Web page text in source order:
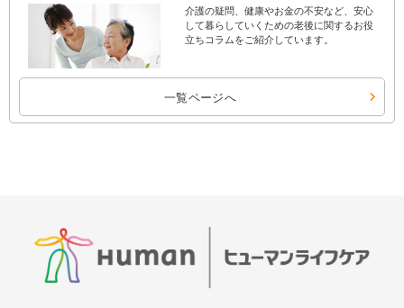
介護の疑問、健康やお金の不安など、安心
して暮らしていくための老後に関するお役
立ちコラムをご紹介しています。
一覧ページへ